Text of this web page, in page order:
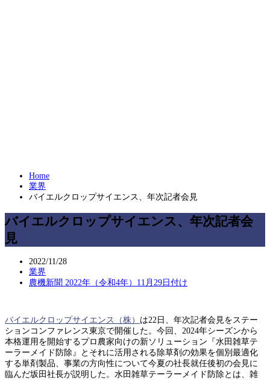
Home
業界
バイエルクロップサイエンス、年次記者会見
バイエルクロップサイエンス、年次記者会
見
2022/11/28
業界
農機新聞 2022年（令和4年）11月29日付け
バイエルクロップサイエンス（株） は22日、年次記者会見をステー
ションコンファレンス東京で開催した。今回、2024年シーズンから
本格運用を開始するプロ農家向けの新ソリューション『水田雑草テ
ーラーメイド防除』とそれに活用される除草剤の効果を個別最適化
する単剤製品、事業の方向性について今夏の社長就任後初の会見に
臨んだ坂田社長が説明した。水田雑草テーラーメイド防除とは、雑